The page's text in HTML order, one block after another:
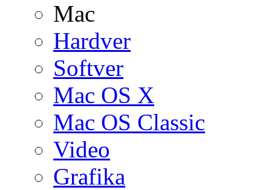
Mac
Hardver
Softver
Mac OS X
Mac OS Classic
Video
Grafika